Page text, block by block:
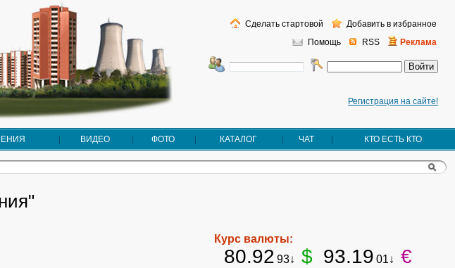
Регистрация на сайте!
Помощь RSS Реклама
Сделать стартовой Добавить в избранное
ВИДЕО ФОТО КАТАЛОГ ЧАТ КТО ЕСТЬ КТО
Курс валюты:
80.92 93↓ $ 93.19 01↓ €